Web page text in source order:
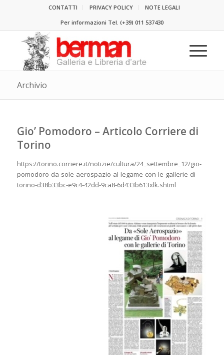
CONTATTI PRIVACY POLICY
NOTE LEGALI
Per informazioni Tel. (+39) 011 537430
Archivio
Gio’ Pomodoro – Articolo Corriere di
Torino
https://torino.corriere.it/notizie/cultura/24_settembre_12/gio-
pomodoro-da-sole-aerospazio-al-legame-con-le-gallerie-di-
torino-d38b33bc-e9c4-42dd-9ca8-6d433b613xlk.shtml